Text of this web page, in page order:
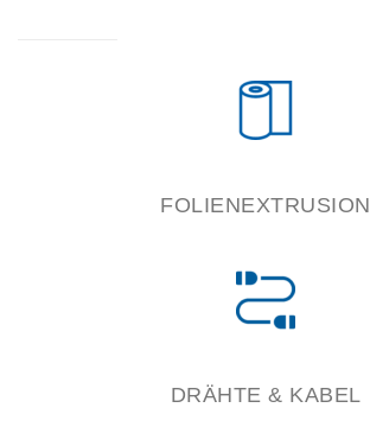
FOLIENEXTRUSION
DRÄHTE & KABEL